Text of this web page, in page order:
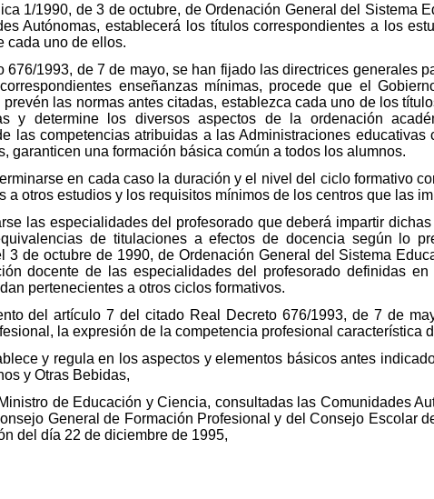
1/1990, de 3 de octubre, de Ordenación General del Sistema
Autónomas, establecerá los títulos correspondientes a los
cada uno de ellos.
676/1993, de 7 de mayo, se han fijado las directrices generales
enseñanzas mínimas, procede que el
las normas antes citadas, establezca cada uno de los
y determine los diversos aspectos de la ordenación
las competencias atribuidas a las Administraciones educativas
garanticen una formación básica común a todos los alumnos.
en cada caso la duración y el nivel del ciclo formativo
a otros estudios y los requisitos mínimos de los centros que las
las especialidades del profesorado que deberá impartir
de titulaciones a efectos de docencia según lo
3 de octubre de 1990, de Ordenación General del Sistema
docente de las especialidades del profesorado definidas
pertenecientes a otros ciclos formativos.
del artículo 7 del citado Real Decreto 676/1993, de 7 de
la expresión de la competencia profesional característica
y regula en los aspectos y elementos básicos antes
y Otras Bebidas,
de Educación y Ciencia, consultadas las Comunidades
General de Formación Profesional y del Consejo Escolar
del día 22 de diciembre de 1995,